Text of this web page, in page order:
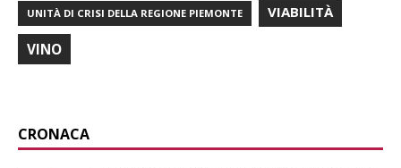
UNITÀ DI CRISI DELLA REGIONE PIEMONTE VIABILITÀ
VINO
CRONACA